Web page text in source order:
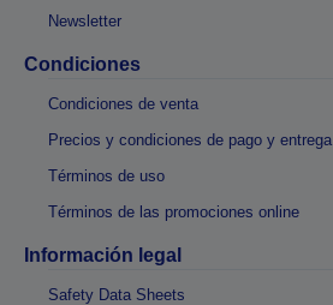
Newsletter
Condiciones
Condiciones de venta
Precios y condiciones de pago y entrega
Términos de uso
Términos de las promociones online
Información legal
Safety Data Sheets